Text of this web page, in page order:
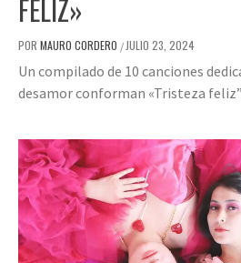
FELIZ»
POR MAURO CORDERO / JULIO 23, 2024
Un compilado de 10 canciones
desamor conforman «Tristeza